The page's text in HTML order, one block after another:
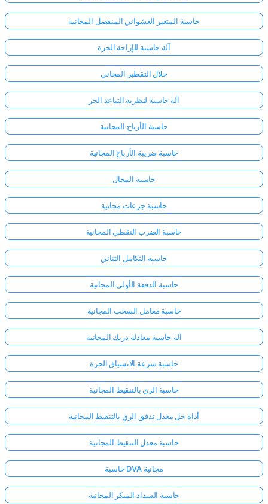
سجّل
هنا!
الدعم:
حاسبة المتغير العشوائي المنفصل المجانية
آلة حاسبة للإزاحة الحرة
حلال التقطير المجاني
آلة حاسبة لنظرية التباعد الحر
حاسبة الأرباح المجانية
حاسبة ضريبة الأرباح المجانية
حاسبة المجال
حاسبة جرعات مجانية
حاسبة الضرب النقطي المجانية
حاسبة التكامل الثنائي
حاسبة الدفعة الأولى المجانية
حاسبة معامل السحب المجانية
آلة حاسبة معادلة دريك المجانية
حاسبة سرعة الانسياق الحرة
حاسبة الري بالتنقيط المجانية
أداة حل معدل تدفق الري بالتنقيط المجانية
حاسبة معدل التنقيط المجانية
حاسبة DVA مجانية
حاسبة السداد المبكر المجانية